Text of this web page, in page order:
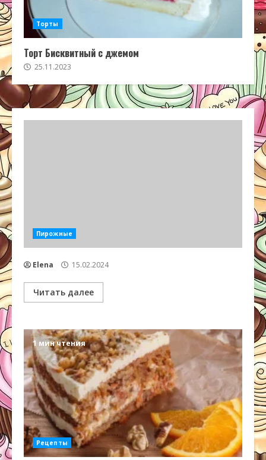
Торты
Торт Бисквитный с джемом
25.11.2023
Пирожные
Elena 15.02.2024
Читать далее
1 мин чтения
Рецепты